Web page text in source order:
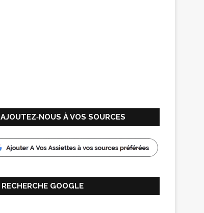
AJOUTEZ‑NOUS À VOS SOURCES
RECHERCHE GOOGLE